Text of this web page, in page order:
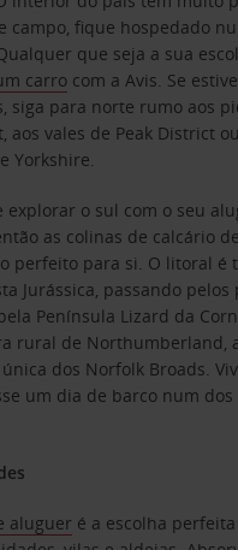
campo, fique hospedado
que seja a sua
carrocom a Avis. Se
siga para norte rumo aos
aos vales de Peak District
Yorkshire.
explorar o sul com o seu
as colinas de calcário
perfeito para si. O litoral é
Jurássica, passando
Península Lizard da
rural de Northumberland,
dos Norfolk Broads.
um dia de barco num
aluguer é a escolha